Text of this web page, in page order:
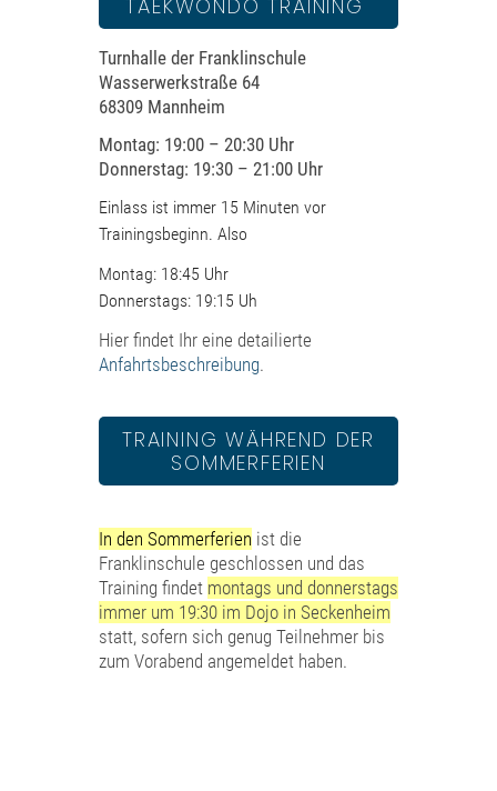
TAEKWONDO TRAINING
Turnhalle der Franklinschule
Wasserwerkstraße 64
68309 Mannheim
Montag: 19:00 – 20:30 Uhr
Donnerstag: 19:30 – 21:00 Uhr
Einlass ist immer 15 Minuten vor
Trainingsbeginn. Also
Montag: 18:45 Uhr
Donnerstags: 19:15 Uh
Hier findet Ihr eine detailierte
Anfahrtsbeschreibung.
TRAINING WÄHREND DER
SOMMERFERIEN
In den Sommerferien ist die
Franklinschule geschlossen und das
Training findet montags und donnerstags
immer um 19:30 im Dojo in Seckenheim
statt, sofern sich genug Teilnehmer bis
zum Vorabend angemeldet haben.